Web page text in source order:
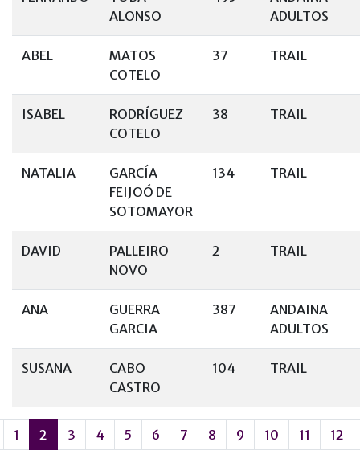
ALONSO
ADULTOS
ABEL
MATOS
COTELO
37 TRAIL
ISABEL
RODRÍGUEZ
COTELO
38 TRAIL
NATALIA
GARCÍA
FEIJOÓ DE
SOTOMAYOR
134 TRAIL
DAVID
PALLEIRO
NOVO
2 TRAIL
ANA
GUERRA
GARCIA
387
ANDAINA
ADULTOS
SUSANA
CABO
CASTRO
104 TRAIL
1 2 3 4 5 6 7 8 9 10 11 12